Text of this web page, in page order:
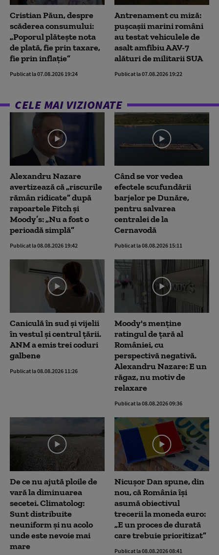
Cristian Păun, despre
scăderea consumului:
„Poporul plătește nota
de plată, fie prin taxare,
fie prin inflație”
Publicat la 07.08.2026 19:24
Antrenament cu miză:
pușcașii marini români
au testat vehiculele de
asalt amfibiu AAV-7
alături de militarii SUA
Publicat la 07.08.2026 19:22
CELE MAI VIZIONATE
Alexandru Nazare
avertizează că „riscurile
rămân ridicate” după
rapoartele Fitch și
Moody’s: „Nu a fost o
perioadă simplă”
Publicat la 08.08.2026 19:42
Când se vor vedea
efectele scufundării
barjelor pe Dunăre,
pentru salvarea
centralei de la
Cernavodă
Publicat la 08.08.2026 15:11
Caniculă în sud și vijelii
în vestul și centrul țării.
ANM a emis trei coduri
galbene
Publicat la 08.08.2026 11:26
Moody's menține
ratingul de țară al
României, cu
perspectivă negativă.
Alexandru Nazare: E un
răgaz, nu motiv de
relaxare
Publicat la 08.08.2026 09:36
De ce nu ajută ploile de
vară la diminuarea
secetei. Climatolog:
Sunt distribuite
neuniform și nu acolo
unde este nevoie mai
mare
Nicușor Dan spune, din
nou, că România își
asumă obiectivul
trecerii la moneda euro:
„E un proces de durată
care trebuie prioritizat”
Publicat la 08.08.2026 08:41